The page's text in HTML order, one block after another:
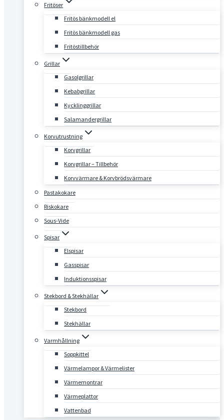
Fritöser
Fritös bänkmodell el
Fritös bänkmodell gas
Fritöstillbehör
Grillar
Gasolgrillar
Kebabgrillar
Kycklinggrillar
Salamandergrillar
Korvutrustning
Korvgrillar
Korvgrillar – Tillbehör
Korvvärmare & Korvbrödsvärmare
Pastakokare
Riskokare
Sous-Vide
Spisar
Elspisar
Gasspisar
Induktionsspisar
Stekbord & Stekhällar
Stekbord
Stekhällar
Varmhållning
Soppkittel
Värmelampor & Värmelister
Värmemontrar
Värmeplattor
Vattenbad